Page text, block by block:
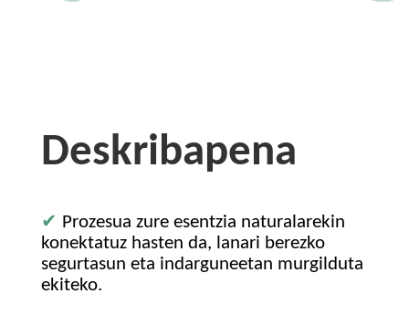
Deskribapena
✔ Prozesua zure esentzia naturalarekin
konektatuz hasten da, lanari berezko
segurtasun eta indarguneetan murgilduta
ekiteko.